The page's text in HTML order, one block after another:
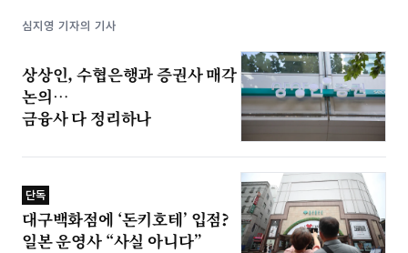
심지영 기자의 기사
상상인, 수협은행과 증권사 매각
논의…
금융사 다 정리하나
단독
대구백화점에 ‘돈키호테’ 입점?
일본 운영사 “사실 아니다”